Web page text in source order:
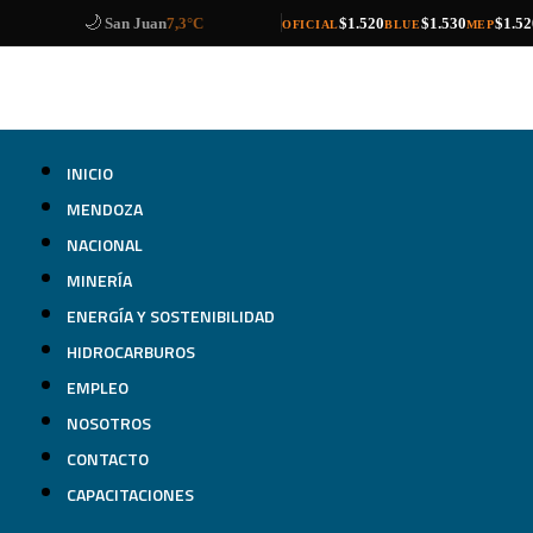
🌙 Catamarca9,9°C OFICIAL
compra
venta $1.520BLUE
compra
venta$1.530MEP
compra
venta
INICIO
MENDOZA
NACIONAL
MINERÍA
ENERGÍA Y SOSTENIBILIDAD
HIDROCARBUROS
EMPLEO
NOSOTROS
CONTACTO
CAPACITACIONES